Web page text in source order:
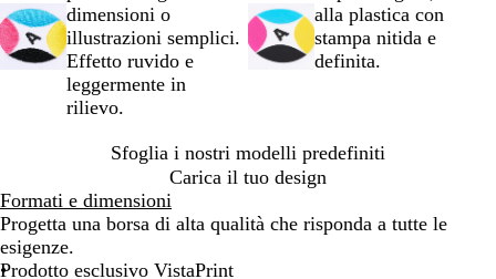
i
o
dimensioni o
illustrazioni semplici.
Effetto ruvido e
leggermente in
rilievo.
alla plastica con
stampa nitida e
definita.
Sfoglia i nostri modelli predefiniti
Carica il tuo design
Formati e dimensioni
Progetta una borsa di alta qualità che risponda a tutte le
esigenze.
Prodotto esclusivo VistaPrint